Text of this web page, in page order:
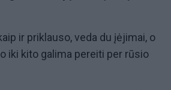
ir priklauso, veda du įėjimai, o
iki kito galima pereiti per rūsio